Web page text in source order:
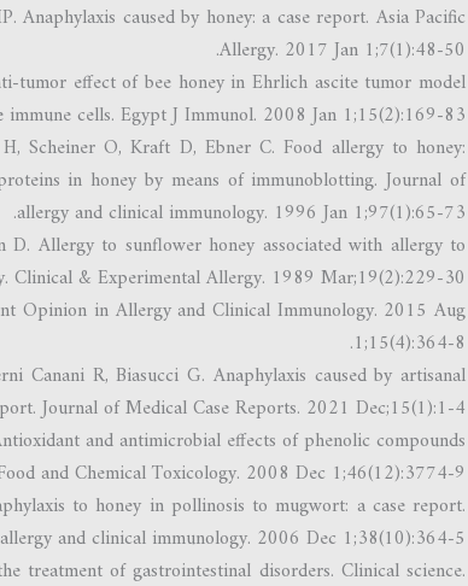
Anaphylaxis caused by honey: a case report. Asia Pacific
Allergy. 2017 Jan 1;7(1):48-50.
tumor effect of bee honey in Ehrlich ascite tumor model
cells. Egypt J Immunol. 2008 Jan 1;15(2):169-83.
Scheiner O, Kraft D, Ebner C. Food allergy to honey:
in honey by means of immunoblotting. Journal of
allergy and clinical immunology. 1996 Jan 1;97(1):65-73.
Allergy to sunflower honey associated with allergy to
Clinical & Experimental Allergy. 1989 Mar;19(2):229-30.
Opinion in Allergy and Clinical Immunology. 2015 Aug
1;15(4):364-8.
Canani R, Biasucci G. Anaphylaxis caused by artisanal
Journal of Medical Case Reports. 2021 Dec;15(1):1-4.
and antimicrobial effects of phenolic compounds
and Chemical Toxicology. 2008 Dec 1;46(12):3774-9.
to honey in pollinosis to mugwort: a case report.
and clinical immunology. 2006 Dec 1;38(10):364-5.
treatment of gastrointestinal disorders. Clinical science.